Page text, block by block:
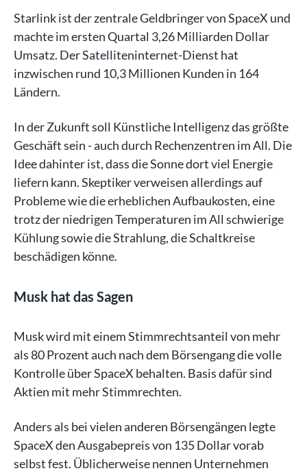
Starlink ist der zentrale Geldbringer von SpaceX und
machte im ersten Quartal 3,26 Milliarden Dollar
Umsatz. Der Satelliteninternet-Dienst hat
inzwischen rund 10,3 Millionen Kunden in 164
Ländern.
In der Zukunft soll Künstliche Intelligenz das größte
Geschäft sein - auch durch Rechenzentren im All. Die
Idee dahinter ist, dass die Sonne dort viel Energie
liefern kann. Skeptiker verweisen allerdings auf
Probleme wie die erheblichen Aufbaukosten, eine
trotz der niedrigen Temperaturen im All schwierige
Kühlung sowie die Strahlung, die Schaltkreise
beschädigen könne.
Musk hat das Sagen
Musk wird mit einem Stimmrechtsanteil von mehr
als 80 Prozent auch nach dem Börsengang die volle
Kontrolle über SpaceX behalten. Basis dafür sind
Aktien mit mehr Stimmrechten.
Anders als bei vielen anderen Börsengängen legte
SpaceX den Ausgabepreis von 135 Dollar vorab
selbst fest. Üblicherweise nennen Unternehmen